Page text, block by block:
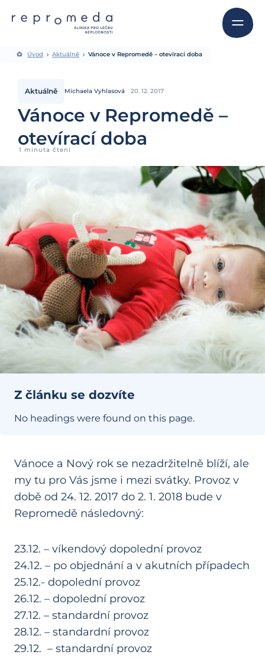
Úvod Aktuálně Vánoce v Repromedě – otevírací doba
Aktuálně Michaela Vyhlasová 20. 12. 2017
Vánoce v Repromedě –
otevírací doba
1 minuta čtení
Z článku se dozvíte
No headings were found on this page.
Vánoce a Nový rok se nezadržitelně blíží, ale
my tu pro Vás jsme i mezi svátky. Provoz v
době od 24. 12. 2017 do 2. 1. 2018 bude v
Repromedě následovný:
23.12. – víkendový dopolední provoz
24.12. – po objednání a v akutních případech
25.12.- dopolední provoz
26.12. – dopolední provoz
27.12. – standardní provoz
28.12. – standardní provoz
29.12. – standardní provoz